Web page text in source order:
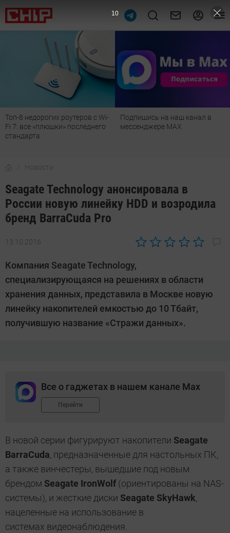
Топ-8 недорогих роутеров с Wi-
Fi 7: все «плюшки» последнего
стандарта
Подпишись на наш канал в
мессенджере МАХ
Новости
Seagate Technology анонсировала в
России новую линейку HDD и возродила
бренд BarraCuda Pro
13.10.2016
Автор:
Киреев
Компания Seagate Technology,
специализирующаяся на решениях в области
хранения данных, представила в Москве новую
линейку накопителей емкостью до 10 Тбайт,
получившую название «Стражи данных».
Все о гаджетах в нашем канале Max
Перейти
В новой серии фигурируют накопители Seagate
BarraCuda, предназначенные для настольных ПК,
а также винчестеры, вышедшие под новым
брендом Seagate IronWolf(ориентированы на NAS-
системы), и жесткие диски Seagate SkyHawk,
нацеленные на использование в
системах видеонаблюдения.
9